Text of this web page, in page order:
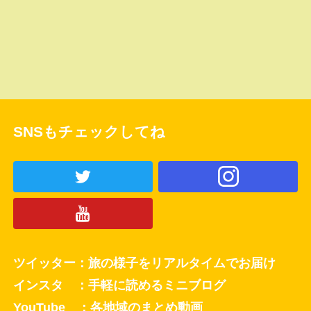
SNSもチェックしてね
ツイッター：旅の様子をリアルタイムでお届け
インスタ ：手軽に読めるミニブログ
YouTube ：各地域のまとめ動画